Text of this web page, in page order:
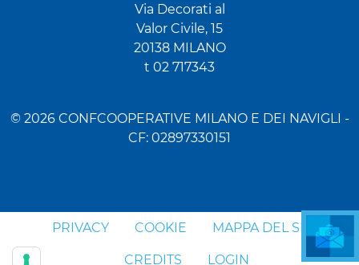
Via Decorati al
Valor Civile, 15
20138 MILANO
t 02 717343
© 2026 CONFCOOPERATIVE MILANO E DEI NAVIGLI -
CF: 02897330151
PRIVACY COOKIE MAPPA DEL SITO
CREDITS LOGIN